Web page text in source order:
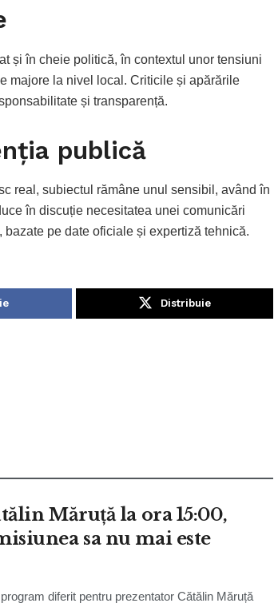
și în cheie politică, în contextul unor tensiuni
majore la nivel local. Criticile și apărările
și transparență.
publică
real, subiectul rămâne unul sensibil, având în
în discuție necesitatea unei comunicări
pe date oficiale și expertiză tehnică.
Distribuie
Măruță la ora 15:00,
sa nu mai este
diferit pentru prezentator Cătălin Măruță